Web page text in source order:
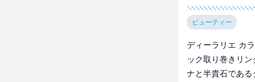
ビューティー
ディーラリエ カ
ック取り巻きリ
ナと半貴石であ